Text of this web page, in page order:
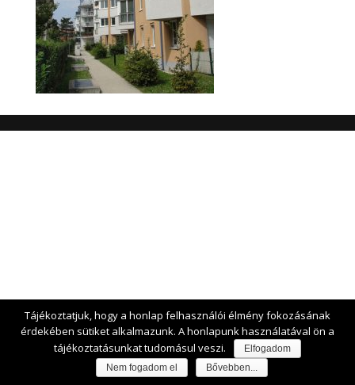
Tájékoztatjuk, hogy a honlap felhasználói élmény fokozásának
érdekében sütiket alkalmazunk. A honlapunk használatával ön a
tájékoztatásunkat tudomásul veszi.
Elfogadom
Nem fogadom el
Bővebben...